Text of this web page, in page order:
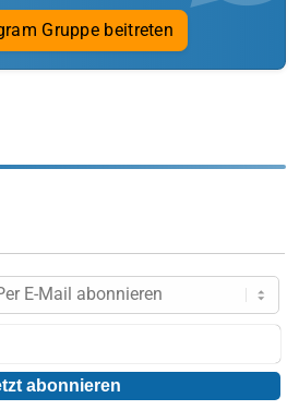
Gruppe beitreten